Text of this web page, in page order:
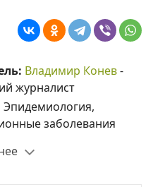
Владимир Конев-
журналист
Эпидемиология,
заболевания